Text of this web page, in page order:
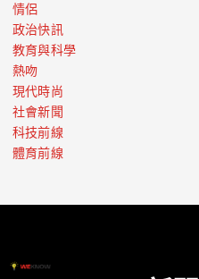
情侶
政治快訊
教育與科學
熱吻
現代時尚
社會新聞
科技前線
體育前線